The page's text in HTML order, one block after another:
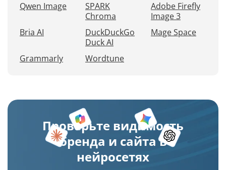
Qwen Image
SPARK
Chroma
Adobe Firefly
Image 3
Bria AI
DuckDuckGo
Duck AI
Mage Space
Grammarly Wordtune
Проверьте видимость
бренда и сайта в
нейросетях